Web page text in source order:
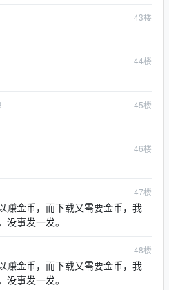
43楼
44楼
45楼
46楼
47楼
赚金币，而下载又需要金币，我
事发一发。
48楼
赚金币，而下载又需要金币，我
事发一发。